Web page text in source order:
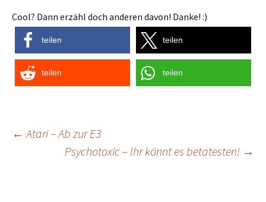
Cool? Dann erzähl doch anderen davon! Danke! :)
teilen teilen
teilen teilen
Post
← Atari – Ab zur E3
Psychotoxic – Ihr könnt es betatesten! →